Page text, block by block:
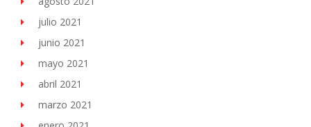
julio 2021
junio 2021
mayo 2021
abril 2021
marzo 2021